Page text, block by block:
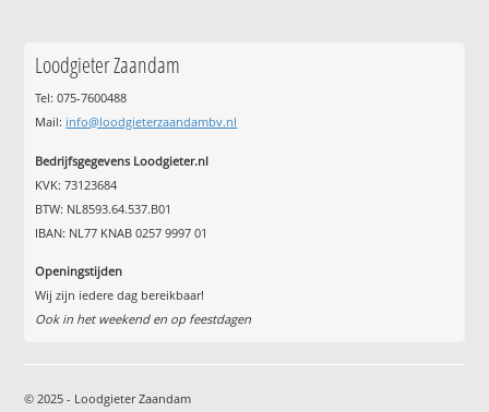
Loodgieter Zaandam
Tel: 075-7600488
Mail: info@loodgieterzaandambv.nl
Bedrijfsgegevens Loodgieter.nl
KVK: 73123684
BTW: NL8593.64.537.B01
IBAN: NL77 KNAB 0257 9997 01
Openingstijden
Wij zijn iedere dag bereikbaar!
Ook in het weekend en op feestdagen
© 2025 - Loodgieter Zaandam